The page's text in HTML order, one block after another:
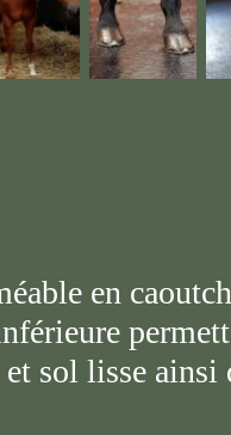
en
et sol lisse